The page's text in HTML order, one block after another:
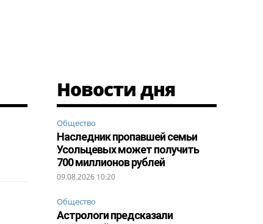
Новости дня
Общество
Наследник пропавшей семьи
Усольцевых может получить
700 миллионов рублей
09.08.2026 10:20
Общество
Астрологи предсказали